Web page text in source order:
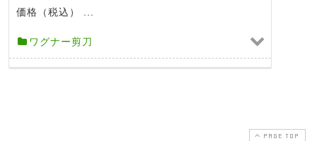
価格（税込） ...
ワグナー剪刀
PAGE TOP